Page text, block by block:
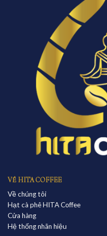
VỀ HITA COFFEE
Về chúng tôi
Hạt cà phê HITA Coffee
Cửa hàng
Hệ thống nhãn hiệu